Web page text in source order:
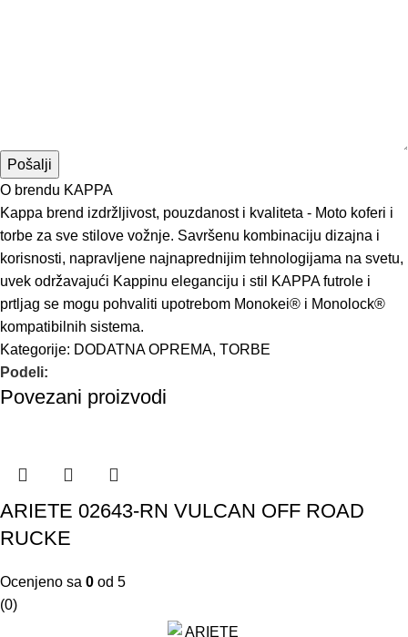
O brendu KAPPA
Kappa brend izdržljivost, pouzdanost i kvaliteta - Moto koferi i
torbe za sve stilove vožnje. Savršenu kombinaciju dizajna i
korisnosti, napravljene najnaprednijim tehnologijama na svetu,
uvek održavajući Kappinu eleganciju i stil KAPPA futrole i
prtljag se mogu pohvaliti upotrebom Monokei® i Monolock®
kompatibilnih sistema.
Kategorije: DODATNA OPREMA, TORBE
Podeli:
Povezani proizvodi
ARIETE 02643-RN VULCAN OFF ROAD
RUCKE
Ocenjeno sa 0 od 5
(0)